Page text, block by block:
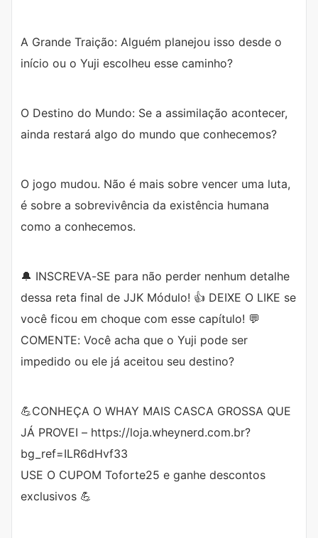
A Grande Traição: Alguém planejou isso desde o
início ou o Yuji escolheu esse caminho?
O Destino do Mundo: Se a assimilação acontecer,
ainda restará algo do mundo que conhecemos?
O jogo mudou. Não é mais sobre vencer uma luta,
é sobre a sobrevivência da existência humana
como a conhecemos.
🔔 INSCREVA-SE para não perder nenhum detalhe
dessa reta final de JJK Módulo! 👍 DEIXE O LIKE se
você ficou em choque com esse capítulo! 💬
COMENTE: Você acha que o Yuji pode ser
impedido ou ele já aceitou seu destino?
💪CONHEÇA O WHAY MAIS CASCA GROSSA QUE
JÁ PROVEI – https://loja.wheynerd.com.br?
bg_ref=ILR6dHvf33
USE O CUPOM Toforte25 e ganhe descontos
exclusivos 💪